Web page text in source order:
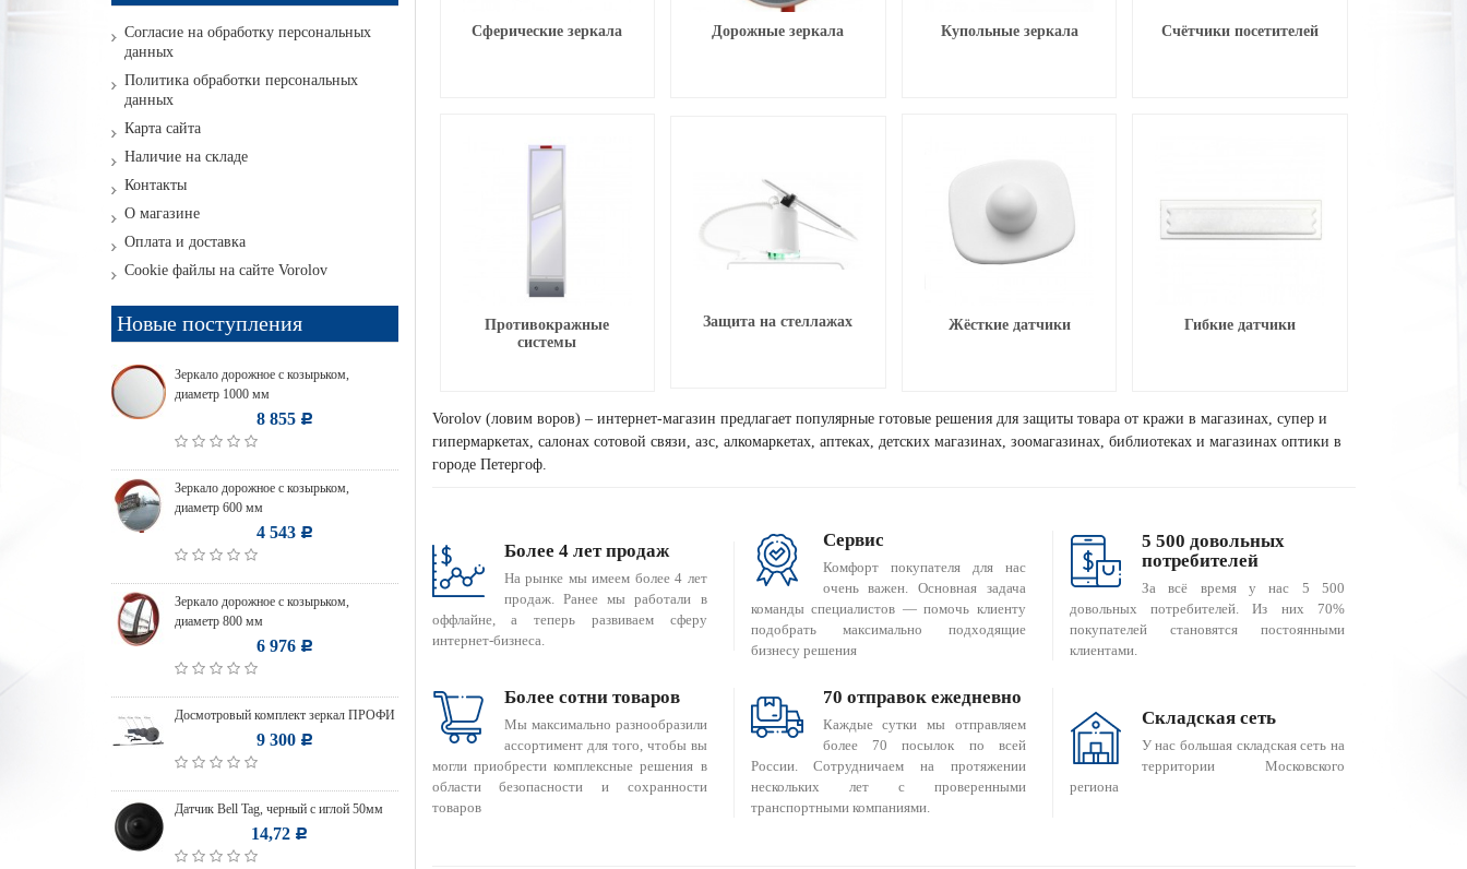
Согласие на обработку персональных
данных
Политика обработки персональных
данных
Карта сайта
Наличие на складе
Контакты
О магазине
Оплата и доставка
Cookie файлы на сайте Vorolov
Новые поступления
Зеркало дорожное с козырьком,
диаметр 1000 мм
8 855 Р
Зеркало дорожное с козырьком,
диаметр 600 мм
4 543 Р
Зеркало дорожное с козырьком,
диаметр 800 мм
6 976 Р
Досмотровый комплект зеркал ПРОФИ
9 300 Р
Датчик Bell Tag, черный с иглой 50мм
14,72 Р
Сферические зеркала Дорожные зеркала Купольные зеркала Счётчики посетителей
Противокражные
системы
Защита на стеллажах Жёсткие датчики Гибкие датчики
Vorolov (ловим воров) – интернет-магазин предлагает популярные готовые решения для защиты товара от кражи в магазинах, супер и
гипермаркетах, салонах сотовой связи, азс, алкомаркетах, аптеках, детских магазинах, зоомагазинах, библиотеках и магазинах оптики в
городе Петергоф.
Более 4 лет продаж
На рынке мы имеем более 4 лет
продаж. Ранее мы работали в
оффлайне, а теперь развиваем сферу
интернет-бизнеса.
Сервис
Комфорт покупателя для нас
очень важен. Основная задача
команды специалистов — помочь клиенту
подобрать максимально подходящие
бизнесу решения
5 500 довольных
потребителей
За всё время у нас 5 500
довольных потребителей. Из них 70%
покупателей становятся постоянными
клиентами.
Более сотни товаров
Мы максимально разнообразили
ассортимент для того, чтобы вы
могли приобрести комплексные решения в
области безопасности и сохранности
товаров
70 отправок ежедневно
Каждые сутки мы отправляем
более 70 посылок по всей
России. Сотрудничаем на протяжении
нескольких лет с проверенными
транспортными компаниями.
Складская сеть
У нас большая складская сеть на
территории Московского
региона